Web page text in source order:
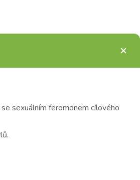
sexuálním feromonem cílového